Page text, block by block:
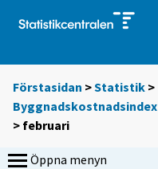
Förstasidan >Statistik >
Byggnadskostnadsindex
> februari
Öppna menyn